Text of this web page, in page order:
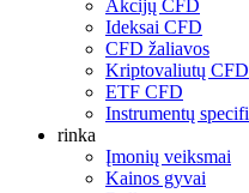
Akcijų CFD
Ideksai CFD
CFD žaliavos
Kriptovaliutų CFD
ETF CFD
Instrumentų
rinka
Įmonių veiksmai
Kainos gyvai